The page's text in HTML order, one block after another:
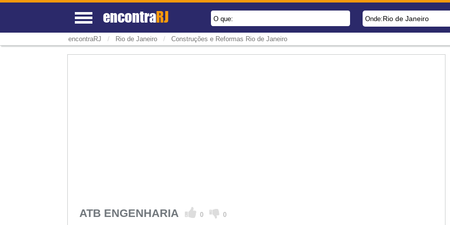
encontraRJ O que: Onde:Rio de Janeiro
encontraRJ / Rio de Janeiro / Construções e Reformas Rio de Janeiro
ATB ENGENHARIA 0 0